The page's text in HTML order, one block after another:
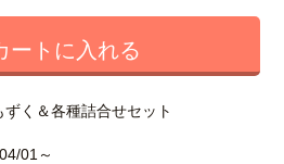
ートに入れる
ずく＆各種詰合せセット
01～